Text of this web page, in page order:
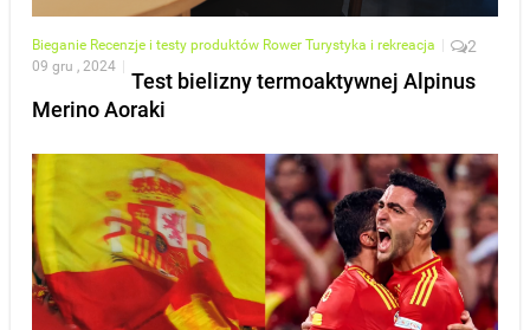
Bieganie Recenzje i testy produktów Rower Turystyka i rekreacja |
09 gru , 2024 |
2
Test bielizny termoaktywnej Alpinus
Merino Aoraki